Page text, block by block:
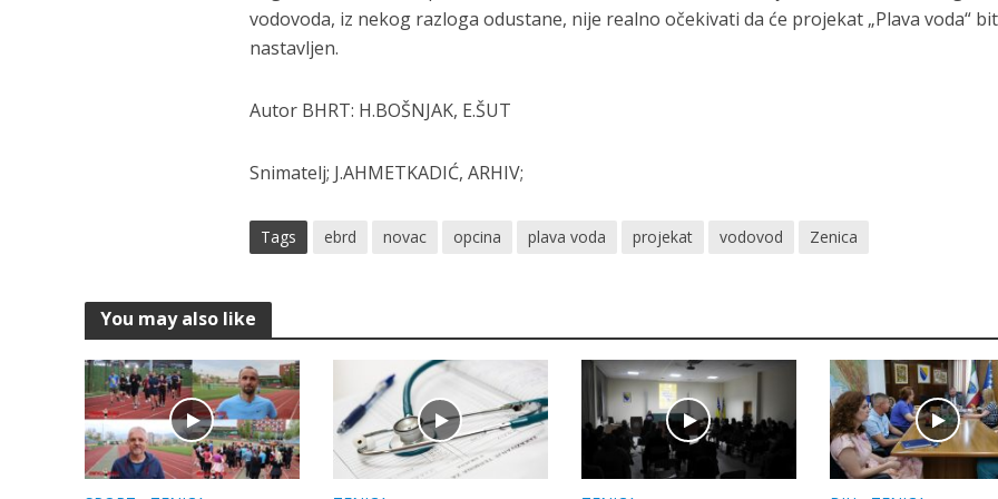
vodovoda, iz nekog razloga odustane, nije realno očekivati da će projekat „Plava voda“
nastavljen.
Autor BHRT: H.BOŠNJAK, E.ŠUT
Snimatelj; J.AHMETKADIĆ, ARHIV;
Tags ebrd novac opcina plava voda projekat vodovod Zenica
You may also like